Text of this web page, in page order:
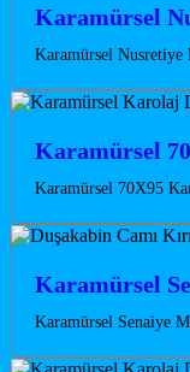
Karamürsel
Karamürsel Nusretiye
Karamürsel
Karamürsel 70X95
Karamürsel
Karamürsel Senaiye